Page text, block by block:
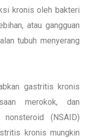
kronis oleh bakteri
atau gangguan
tubuh menyerang
gastritis kronis
merokok, dan
(NSAID)
kronis mungkin